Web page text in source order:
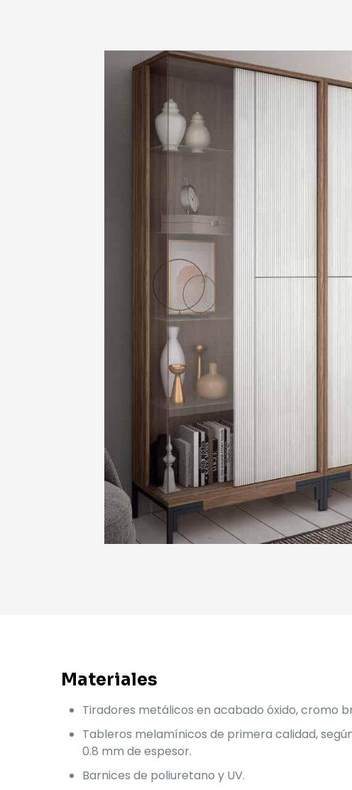
Materiales
Tiradores metálicos en acabado óxido, cromo
Tableros melamínicos de primera calidad,
0.8 mm de espesor.
Barnices de poliuretano y UV.